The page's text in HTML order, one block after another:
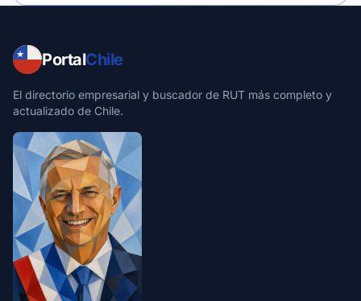
PortalChile
El directorio empresarial y buscador de RUT más completo y
actualizado de Chile.